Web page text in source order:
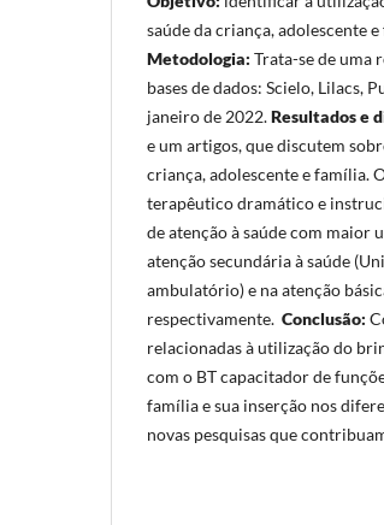
saúde da criança, adolescente
Metodologia: Trata-se de uma
bases de dados: Scielo, Lilacs,
janeiro de 2022.Resultados e
e um artigos, que discutem
criança, adolescente e família.
terapêutico dramático e
de atenção à saúde com maior
atenção secundária à saúde
ambulatório) e na atenção
respectivamente. Conclusão:
relacionadas à utilização do
com o BT capacitador de
família e sua inserção nos
novas pesquisas que